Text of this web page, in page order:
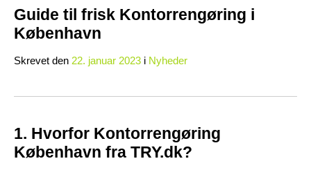
Guide til frisk Kontorrengøring i
København
Skrevet den 22. januar 2023 i Nyheder
1. Hvorfor Kontorrengøring
København fra TRY.dk?